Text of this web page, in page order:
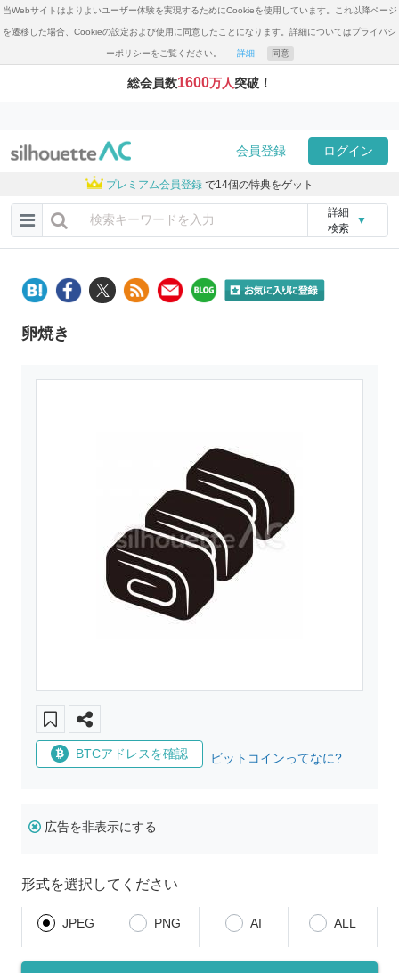
当Webサイトはよりよいユーザー体験を実現するためにCookieを使用しています。これ以降ページ
を遷移した場合、Cookieの設定および使用に同意したことになります。詳細についてはプライバシ
ーポリシーをご覧ください。 詳細 同意
総会員数1600万人突破！
会員登録 ログイン
プレミアム会員登録 で14個の特典をゲット
詳細
検索
▼
卵焼き
BTCアドレスを確認 ビットコインってなに?
広告を非表示にする
形式を選択してください
JPEG PNG AI ALL